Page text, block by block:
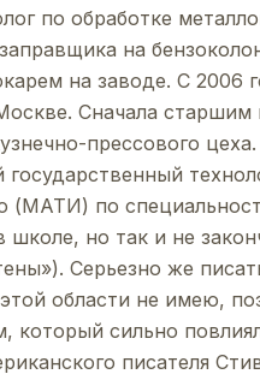
по обработке
на
на заводе. С 2006
Сначала старшим
прессового
(МАТИ) по
но так и не
Серьезно же
области не имею,
который сильно
писателя